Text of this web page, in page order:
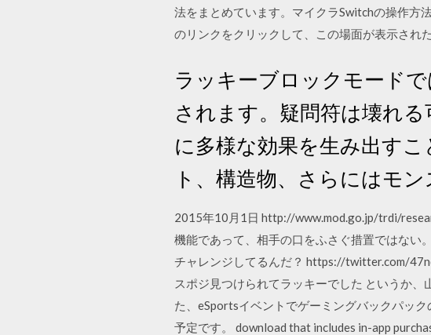
法をまとめています。マイクラSwitchの操作方
のリンクをクリックして、この場面が表示され
ラッキーブロックモード
されます。疑問符は壊れ
に多様な効果を生み出す
ト、構造物、さらにはモ
2015年10月1日 http://www.mod.go.jp/trdi/
機能であって、相手の口をふさぐ措置ではない
チャレンジしてるんだ？ https://twitter.com/
スポジ見つけられてラッキーでした というか
た、eSportsイベントでゲーミングバックパッ
予定です。 download that includes in-app